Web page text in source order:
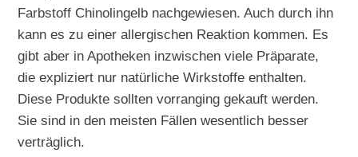
Farbstoff Chinolingelb nachgewiesen. Auch durch ihn
kann es zu einer allergischen Reaktion kommen. Es
gibt aber in Apotheken inzwischen viele Präparate,
die expliziert nur natürliche Wirkstoffe enthalten.
Diese Produkte sollten vorranging gekauft werden.
Sie sind in den meisten Fällen wesentlich besser
verträglich.